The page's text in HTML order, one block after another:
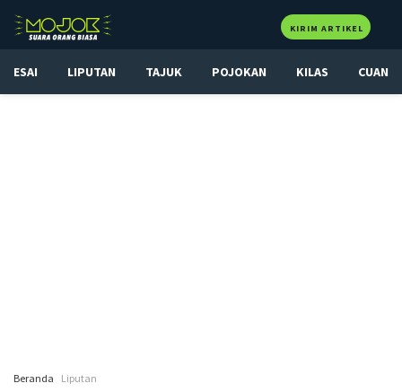
KIRIM ARTIKEL
ESAI LIPUTAN TAJUK POJOKAN KILAS CUAN
Beranda Liputan